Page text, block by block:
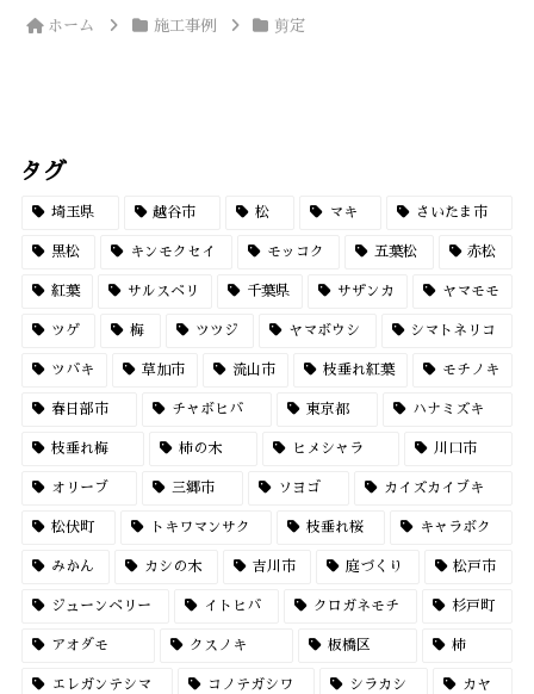
ホーム 施工事例 剪定
タグ
埼玉県 越谷市 松 マキ さいたま市
黒松 キンモクセイ モッコク 五葉松 赤松
紅葉 サルスベリ 千葉県 サザンカ ヤマモモ
ツゲ 梅 ツツジ ヤマボウシ シマトネリコ
ツバキ 草加市 流山市 枝垂れ紅葉 モチノキ
春日部市 チャボヒバ 東京都 ハナミズキ
枝垂れ梅 柿の木 ヒメシャラ 川口市
オリーブ 三郷市 ソヨゴ カイズカイブキ
松伏町 トキワマンサク 枝垂れ桜 キャラボク
みかん カシの木 吉川市 庭づくり 松戸市
ジューンベリー イトヒバ クロガネモチ 杉戸町
アオダモ クスノキ 板橋区 柿
エレガンテシマ コノテガシワ シラカシ カヤ